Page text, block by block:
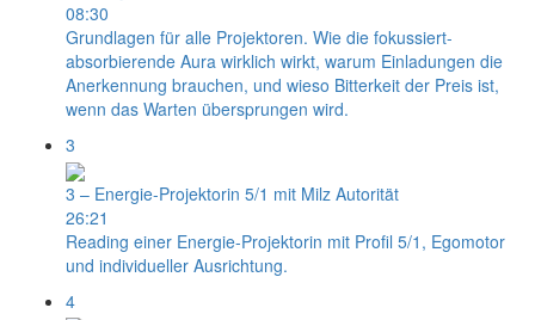
08:30
Grundlagen für alle Projektoren. Wie die fokussiert-
absorbierende Aura wirklich wirkt, warum Einladungen die
Anerkennung brauchen, und wieso Bitterkeit der Preis ist,
wenn das Warten übersprungen wird.
3
3 – Energie-Projektorin 5/1 mit Milz Autorität
26:21
Reading einer Energie-Projektorin mit Profil 5/1, Egomotor
und individueller Ausrichtung.
4